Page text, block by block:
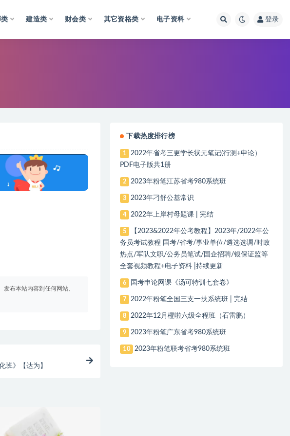
建造类 财会类 其它资格类 电子资料 登录
布本站内容到任何网站、
班》【达为】
下载热度排行榜
1
2022年省考三更学长状元笔记(行测+申论）
PDF电子版共1册
2 2023年粉笔江苏省考980系统班
3 2023年刁舒公基常识
4 2022年上岸村母题课 | 完结
5
【2023&2022年公考教程】2023年/2022年公
务员考试教程 国考/省考/事业单位/遴选选调/时政
热点/军队文职/公务员笔试/国企招聘/银保证监等
全套视频教程+电子资料 |持续更新
6 国考申论网课《汤可特训七套卷》
7 2022年粉笔全国三支一扶系统班 | 完结
8 2022年12月橙啦六级全程班（石雷鹏）
9 2023年粉笔广东省考980系统班
10 2023年粉笔联考省考980系统班